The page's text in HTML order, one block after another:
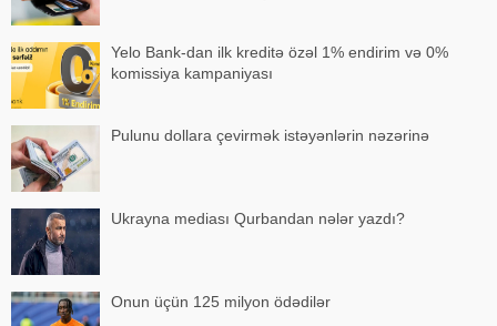
Yelo Bank-dan ilk kreditə özəl 1% endirim və 0%
komissiya kampaniyası
Pulunu dollara çevirmək istəyənlərin nəzərinə
Ukrayna mediası Qurbandan nələr yazdı?
Onun üçün 125 milyon ödədilər